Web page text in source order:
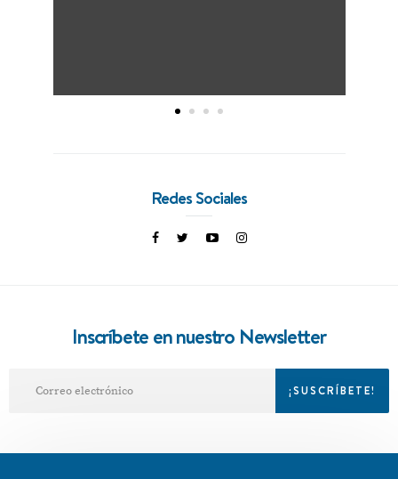
Redes Sociales
Inscríbete en nuestro Newsletter